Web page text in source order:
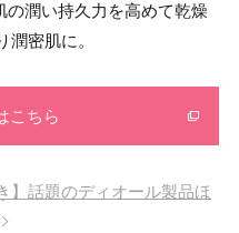
潤い持久力を高めて乾燥
密肌に。
こちら
】話題のディオール製品ほ